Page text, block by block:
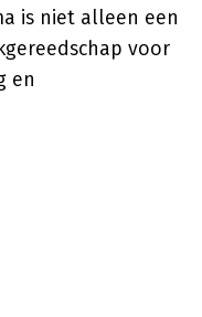
is niet alleen een
voor
en